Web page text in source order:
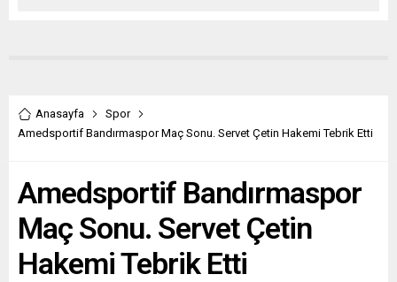
Anasayfa
Spor
Amedsportif Bandırmaspor Maç Sonu. Servet Çetin Hakemi Tebrik Etti
Amedsportif Bandırmaspor
Maç Sonu. Servet Çetin
Hakemi Tebrik Etti